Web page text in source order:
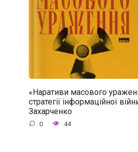
«Наративи масового
стратегії інформаційної
Захарченко
0 44